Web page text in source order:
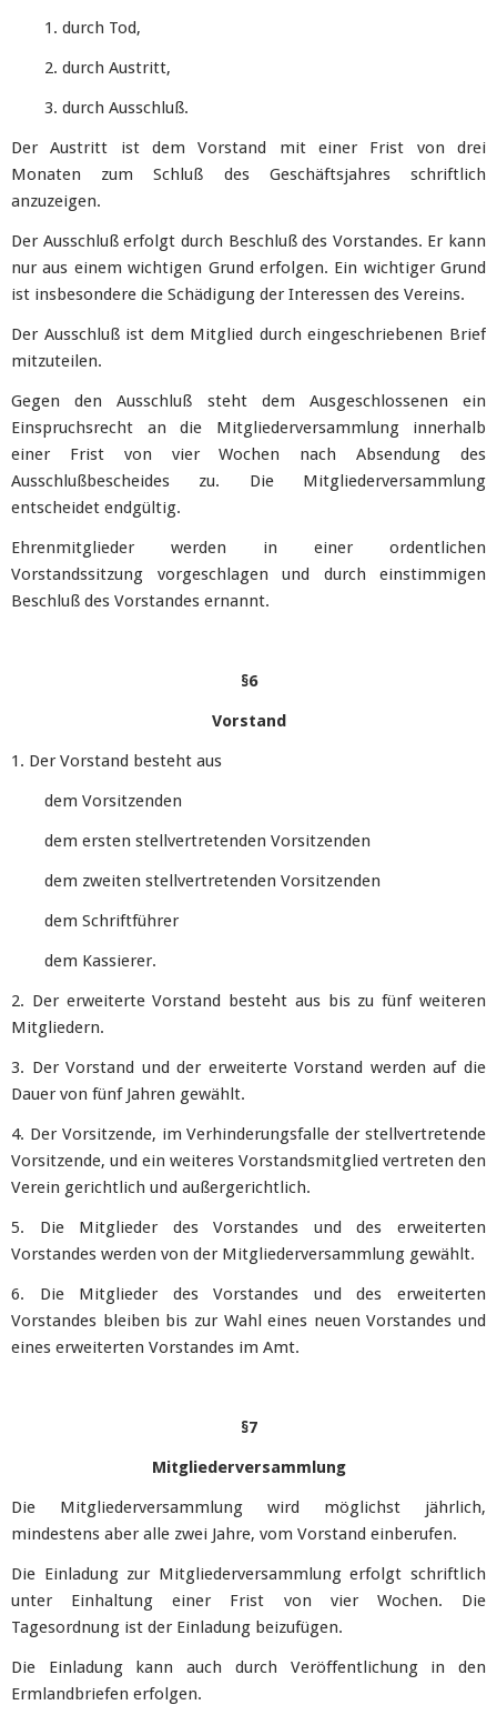
1. durch Tod,
2. durch Austritt,
3. durch Ausschluß.
Der Austritt ist dem Vorstand mit einer Frist von drei
Monaten zum Schluß des Geschäftsjahres schriftlich
anzuzeigen.
Der Ausschluß erfolgt durch Beschluß des Vorstandes. Er kann
nur aus einem wichtigen Grund erfolgen. Ein wichtiger Grund
ist insbesondere die Schädigung der Interessen des Vereins.
Der Ausschluß ist dem Mitglied durch eingeschriebenen Brief
mitzuteilen.
Gegen den Ausschluß steht dem Ausgeschlossenen ein
Einspruchsrecht an die Mitgliederversammlung innerhalb
einer Frist von vier Wochen nach Absendung des
Ausschlußbescheides zu. Die Mitgliederversammlung
entscheidet endgültig.
Ehrenmitglieder werden in einer ordentlichen
Vorstandssitzung vorgeschlagen und durch einstimmigen
Beschluß des Vorstandes ernannt.
§6
Vorstand
1. Der Vorstand besteht aus
dem Vorsitzenden
dem ersten stellvertretenden Vorsitzenden
dem zweiten stellvertretenden Vorsitzenden
dem Schriftführer
dem Kassierer.
2. Der erweiterte Vorstand besteht aus bis zu fünf weiteren
Mitgliedern.
3. Der Vorstand und der erweiterte Vorstand werden auf die
Dauer von fünf Jahren gewählt.
4. Der Vorsitzende, im Verhinderungsfalle der stellvertretende
Vorsitzende, und ein weiteres Vorstandsmitglied vertreten den
Verein gerichtlich und außergerichtlich.
5. Die Mitglieder des Vorstandes und des erweiterten
Vorstandes werden von der Mitgliederversammlung gewählt.
6. Die Mitglieder des Vorstandes und des erweiterten
Vorstandes bleiben bis zur Wahl eines neuen Vorstandes und
eines erweiterten Vorstandes im Amt.
§7
Mitgliederversammlung
Die Mitgliederversammlung wird möglichst jährlich,
mindestens aber alle zwei Jahre, vom Vorstand einberufen.
Die Einladung zur Mitgliederversammlung erfolgt schriftlich
unter Einhaltung einer Frist von vier Wochen. Die
Tagesordnung ist der Einladung beizufügen.
Die Einladung kann auch durch Veröffentlichung in den
Ermlandbriefen erfolgen.